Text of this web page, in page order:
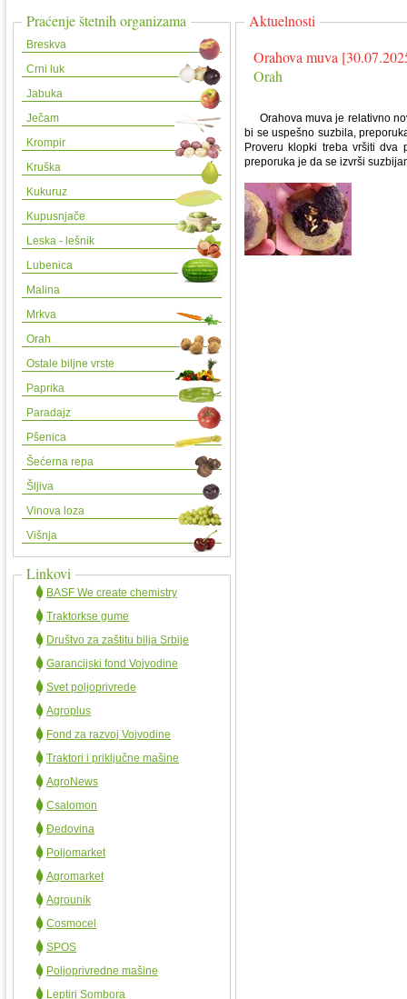
Praćenje štetnih organizama
Breskva
Crni luk
Jabuka
Ječam
Krompir
Kruška
Kukuruz
Kupusnjače
Leska - lešnik
Lubenica
Malina
Mrkva
Orah
Ostale biljne vrste
Paprika
Paradajz
Pšenica
Šećerna repa
Šljiva
Vinova loza
Višnja
Linkovi
BASF We create chemistry
Traktorkse gume
Društvo za zaštitu bilja Srbije
Garancijski fond Vojvodine
Svet poljoprivrede
Agroplus
Fond za razvoj Vojvodine
Traktori i priključne mašine
AgroNews
Csalomon
Đedovina
Poljomarket
Agromarket
Agrounik
Cosmocel
SPOS
Poljoprivredne mašine
Leptiri Sombora
Aktuelnosti
Orahova muva
Orah
Orahova muva je relativno
bi se uspešno suzbila,
Proveru klopki treba vršiti dva
preporuka je da se izvrši